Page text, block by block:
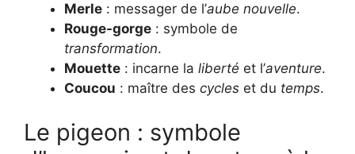
Merle : messager de l’aube nouvelle.
Rouge-gorge : symbole de
transformation.
Mouette : incarne la liberté et l’aventure.
Coucou : maître des cycles et du temps.
Le pigeon : symbole